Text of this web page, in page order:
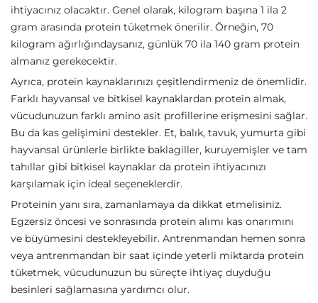
ihtiyacınız olacaktır. Genel olarak, kilogram başına 1 ila 2
gram arasında protein tüketmek önerilir. Örneğin, 70
kilogram ağırlığındaysanız, günlük 70 ila 140 gram protein
almanız gerekecektir.
Ayrıca, protein kaynaklarınızı çeşitlendirmeniz de önemlidir.
Farklı hayvansal ve bitkisel kaynaklardan protein almak,
vücudunuzun farklı amino asit profillerine erişmesini sağlar.
Bu da kas gelişimini destekler. Et, balık, tavuk, yumurta gibi
hayvansal ürünlerle birlikte baklagiller, kuruyemişler ve tam
tahıllar gibi bitkisel kaynaklar da protein ihtiyacınızı
karşılamak için ideal seçeneklerdir.
Proteinin yanı sıra, zamanlamaya da dikkat etmelisiniz.
Egzersiz öncesi ve sonrasında protein alımı kas onarımını
ve büyümesini destekleyebilir. Antrenmandan hemen sonra
veya antrenmandan bir saat içinde yeterli miktarda protein
tüketmek, vücudunuzun bu süreçte ihtiyaç duyduğu
besinleri sağlamasına yardımcı olur.